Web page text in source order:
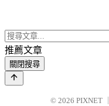
推薦文章
關閉搜尋
© 2026 PIXNET